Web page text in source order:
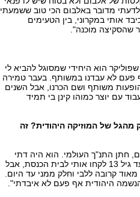
מדובר באלבום הכי טוב ששמעתי
אותי במקרוני, בין הטעימים
שהסקיצה מוכנה".
הוא היחידי שמסוגל להביא לי
פעם לא עבדנו במשותף. בעבר טמירה
משותף ושם הכרנו, אבל השנים
עם יוצר כמוהו קינן בי תמיד
של המוזיקה היהודית? זה
חתן התנ"ך העולמי. הוא היה דתי
מאוד, בעוד שאמי הייתה חילונית למהדרין. עד גיל 13 לקחו אותי לבית הכנסת, אבל
קרובה ללבי וחלק ממני עד היום.
היהודית אף פעם לא איבדתי".